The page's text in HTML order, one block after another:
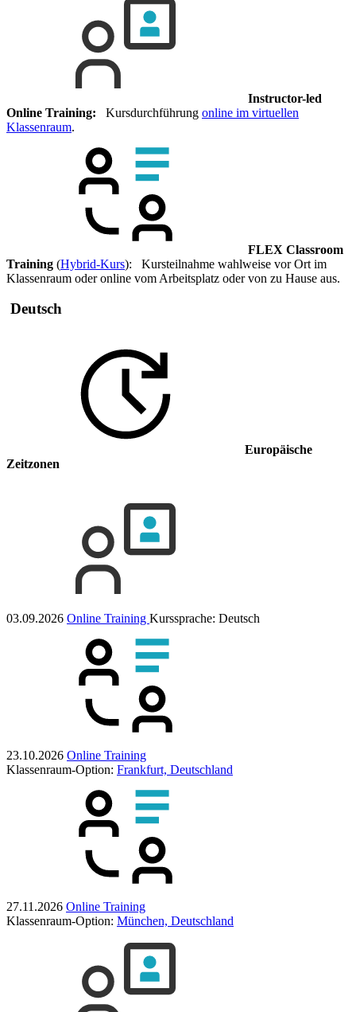
Instructor-led
Online Training: Kursdurchführung online im virtuellen
Klassenraum.
FLEX Classroom
Training (Hybrid-Kurs): Kursteilnahme wahlweise vor Ort im
Klassenraum oder online vom Arbeitsplatz oder von zu Hause aus.
Deutsch
Europäische
Zeitzonen
03.09.2026 Online Training Kurssprache: Deutsch
23.10.2026 Online Training
Klassenraum-Option: Frankfurt, Deutschland
27.11.2026 Online Training
Klassenraum-Option: München, Deutschland